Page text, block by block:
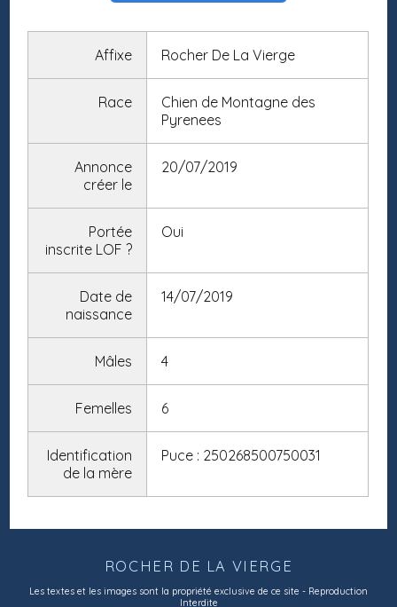
Affixe Rocher De La Vierge
Race
Chien de Montagne des
Pyrenees
Annonce
créer le
20/07/2019
Portée
inscrite LOF?
Oui
Date de
naissance
14/07/2019
Mâles 4
Femelles 6
Identification
de la mère
Puce : 250268500750031
ROCHER DE LA VIERGE
Les textes et les images sont la propriété exclusive de ce site - Reproduction
Interdite